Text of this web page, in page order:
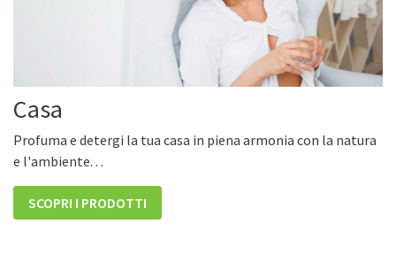
Casa
Profuma e detergi la tua casa in piena armonia con la natura
e l'ambiente. . .
SCOPRI I PRODOTTI